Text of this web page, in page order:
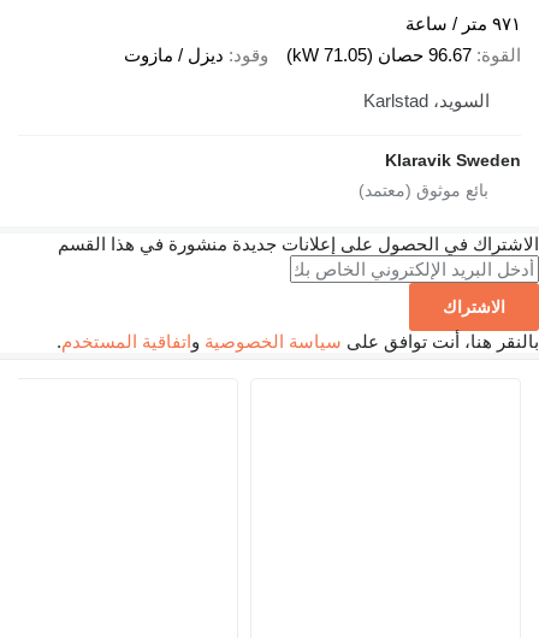
٩٧١ متر / ساعة
القوة 96.67 حصان (71.05 kW) وقود ديزل / مازوت
السويد، Karlstad
Klaravik Sweden
الاشتراك في الحصول على إعلانات جديدة منشورة في هذا القسم
الاشتراك
بالنقر هنا، أنت توافق على سياسة الخصوصية واتفاقية المستخدم.